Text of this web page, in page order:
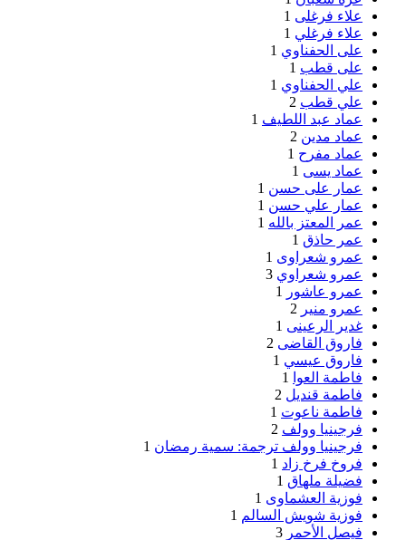
علاء فرغلى 1
علاء فرغلي 1
على الحفناوي 1
على قطب 1
علي الحفناوي 1
علي قطب 2
عماد عبد اللطيف 1
عماد مدين 2
عماد مفرح 1
عماد يسى 1
عمار على حسن 1
عمار علي حسن 1
عمر المعتز بالله 1
عمر حاذق 1
عمرو شعراوى 1
عمرو شعراوي 3
عمرو عاشور
1
عمرو منير 2
غدير الرعينى 1
فاروق القاضى 2
فاروق عيسي 1
فاطمة العوا
1
فاطمة قنديل 2
فاطمة ناعوت 1
فرجينيا وولف 2
فرجينيا وولف ترجمة: سمية رمضان 1
فروخ فرخ زاد 1
فضيلة ملهاق 1
فوزية العشماوى 1
فوزية شويش السالم 1
فيصل الأحمر 3